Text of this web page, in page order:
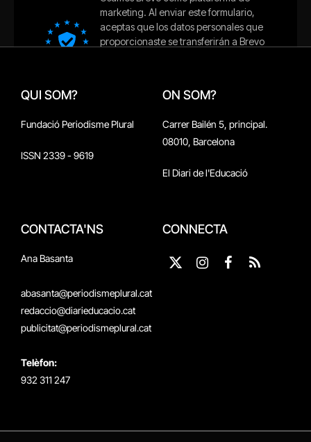
QUI SOM?
Fundació Periodisme Plural
ISSN 2339 - 9619
ON SOM?
Carrer Bailén 5, principal.
08010, Barcelona
El Diari de l'Educació
CONTACTA'NS
Ana Basanta
abasanta@periodismeplural.cat
redaccio@diarieducacio.cat
publicitat@periodismeplural.cat
Telèfon:
932 311 247
CONNECTA
X
Instagram
Facebook
RSS